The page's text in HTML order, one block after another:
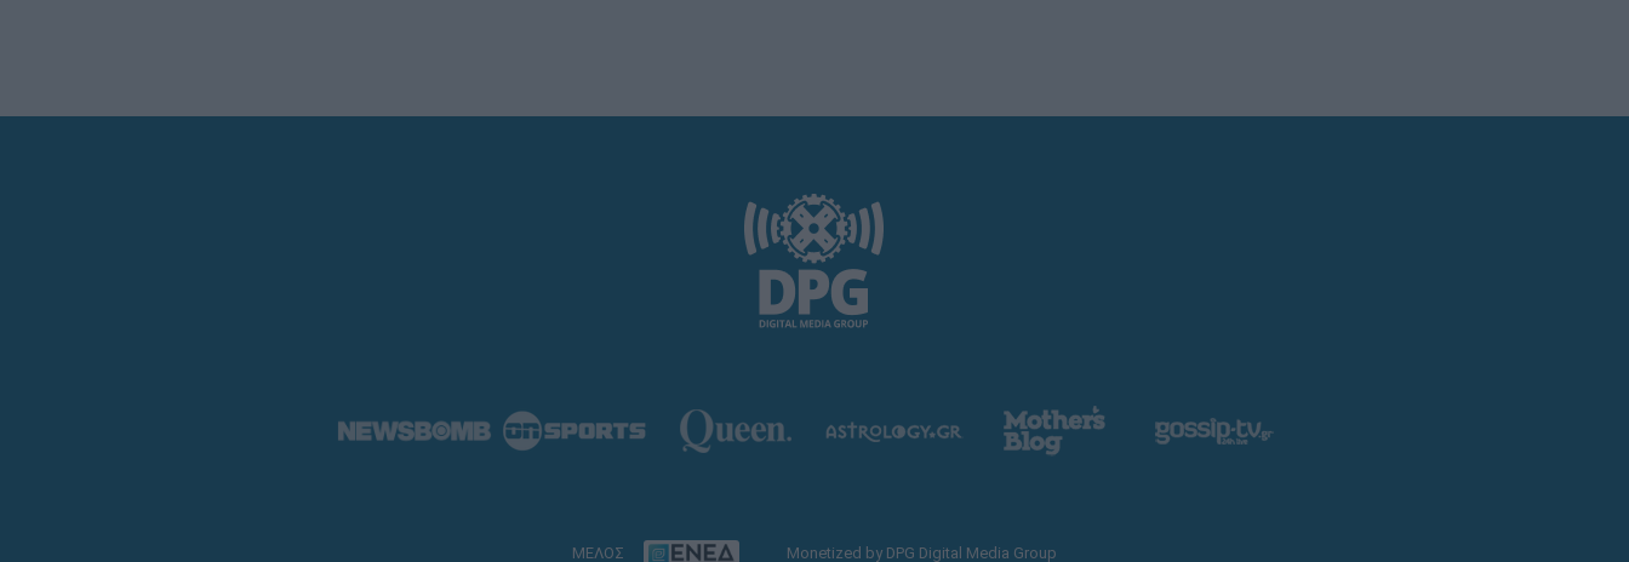
ΜΕΛΟΣ Monetized by DPG Digital Media Group